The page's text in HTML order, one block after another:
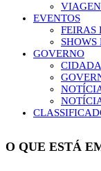
EVENTOS
FEIRAS
SHOWS
GOVERNO
O QUE ESTÁ